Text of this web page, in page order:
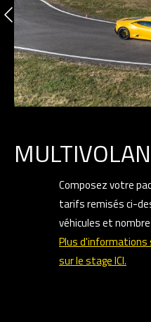
Composez votre
tarifs remisés ci-
véhicules et
Plus d'informations
sur le stage ICI.